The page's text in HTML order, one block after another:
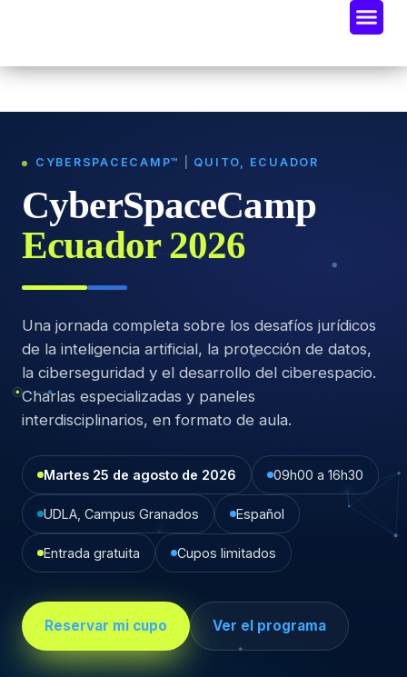
CYBERSPACECAMP™ QUITO, ECUADOR
CyberSpaceCamp
Ecuador 2026
Una jornada completa sobre los desafíos jurídicos
de la inteligencia artificial, la protección de datos,
la ciberseguridad y el desarrollo del ciberespacio.
Charlas especializadas y paneles
interdisciplinarios, en formato de aula.
Martes 25 de agosto de 2026 09h00 a 16h30
UDLA, Campus Granados Español
Entrada gratuita Cupos limitados
Reservar mi cupo Ver el programa